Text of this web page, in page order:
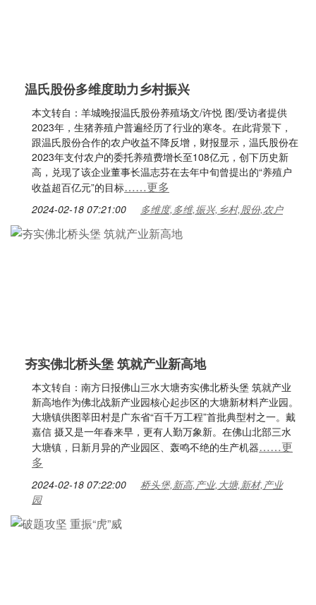
温氏股份多维度助力乡村振兴
本文转自：羊城晚报温氏股份养殖场文/许悦 图/受访者提供
2023年，生猪养殖户普遍经历了行业的寒冬。在此背景下，
跟温氏股份合作的农户收益不降反增，财报显示，温氏股份在
2023年支付农户的委托养殖费增长至108亿元，创下历史新
高，兑现了该企业董事长温志芬在去年中旬曾提出的“养殖户
收益超百亿元”的目标……更多
2024-02-18 07:21:00 多维度,多维,振兴,乡村,股份,农户
夯实佛北桥头堡 筑就产业新高地
本文转自：南方日报佛山三水大塘夯实佛北桥头堡 筑就产业
新高地作为佛北战新产业园核心起步区的大塘新材料产业园。
大塘镇供图莘田村是广东省“百千万工程”首批典型村之一。戴
嘉信 摄又是一年春来早，更有人勤万象新。在佛山北部三水
大塘镇，日新月异的产业园区、轰鸣不绝的生产机器……更
多
2024-02-18 07:22:00
桥头堡,新高,产业,大塘,新材,产业
园